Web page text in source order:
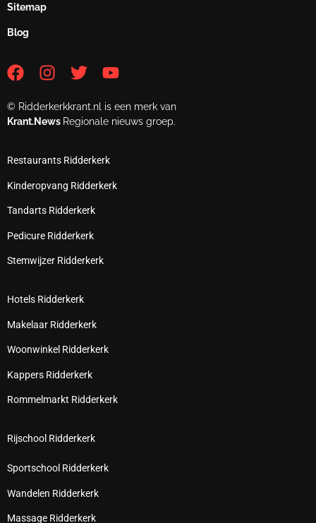
Sitemap
Blog
© Ridderkerkkrant.nl is een merk van
Krant.News Regionale nieuws groep.
Restaurants Ridderkerk
Kinderopvang Ridderkerk
Tandarts Ridderkerk
Pedicure Ridderkerk
Stemwijzer Ridderkerk
Hotels Ridderkerk
Makelaar Ridderkerk
Woonwinkel Ridderkerk
Kappers Ridderkerk
Rommelmarkt Ridderkerk
Rijschool Ridderkerk
Sportschool Ridderkerk
Wandelen Ridderkerk
Massage Ridderkerk